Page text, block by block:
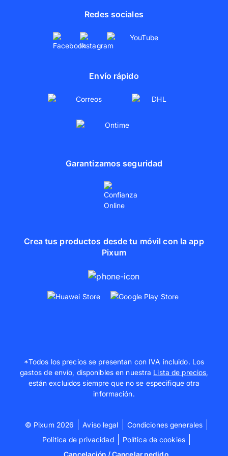
Redes sociales
Envío rápido
Garantizamos seguridad
Crea tus productos desde tu móvil con la app
Pixum
*Todos los precios se presentan con IVA incluido. Los
gastos de envío, disponibles en nuestra Lista de precios,
están excluidos siempre que no se especifique otra
información.
© Pixum 2026 Aviso legal
Condiciones generales
Política de privacidad
Política de cookies
Cancelación / Cancelar pedido